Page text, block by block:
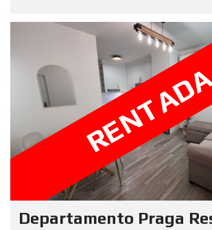
Departamento Praga